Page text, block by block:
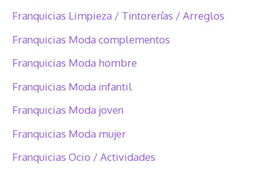
Franquicias Limpieza / Tintorerías / Arreglos
Franquicias Moda complementos
Franquicias Moda hombre
Franquicias Moda infantil
Franquicias Moda joven
Franquicias Moda mujer
Franquicias Ocio / Actividades